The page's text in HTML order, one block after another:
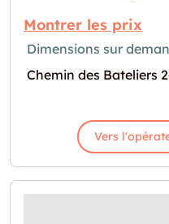
Montrer les prix
Dimensions sur
Chemin des Bateliers
Vers